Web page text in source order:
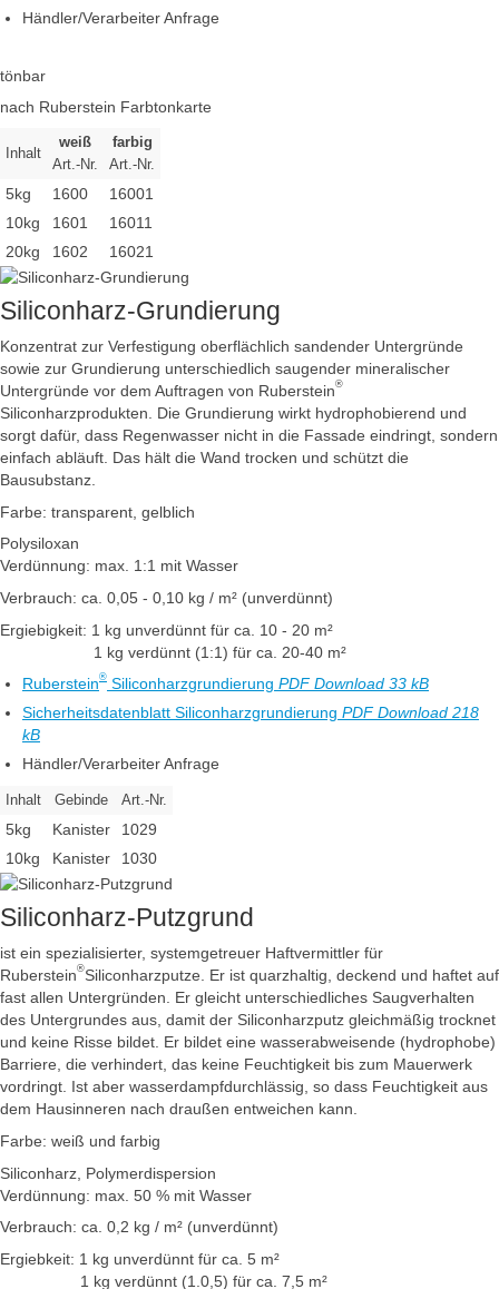
Händler/Verarbeiter Anfrage
tönbar
nach Ruberstein Farbtonkarte
Inhalt
weiß
Art.-Nr.
farbig
Art.-Nr.
5kg 1600
16001
10kg
1601
16011
20kg
1602 16021
Siliconharz-Grundierung
Konzentrat zur Verfestigung oberflächlich sandender Untergründe
sowie zur Grundierung unterschiedlich saugender mineralischer
Untergründe vor dem Auftragen von Ruberstein®
Siliconharzprodukten. Die Grundierung wirkt hydrophobierend und
sorgt dafür, dass Regenwasser nicht in die Fassade eindringt, sondern
einfach abläuft. Das hält die Wand trocken und schützt die
Bausubstanz.
Farbe: transparent, gelblich
Polysiloxan
Verdünnung: max. 1:1 mit Wasser
Verbrauch: ca. 0,05 - 0,10 kg / m² (unverdünnt)
Ergiebigkeit: 1 kg unverdünnt für ca. 10 - 20 m²
1 kg verdünnt (1:1) für ca. 20-40 m²
Ruberstein® Siliconharzgrundierung PDF Download 33 kB
Sicherheitsdatenblatt Siliconharzgrundierung PDF Download 218
kB
Händler/Verarbeiter Anfrage
Inhalt Gebinde Art.-Nr.
5kg Kanister
1029
10kg
Kanister 1030
Siliconharz-Putzgrund
ist ein spezialisierter, systemgetreuer Haftvermittler für
Ruberstein®Siliconharzputze. Er ist quarzhaltig, deckend und haftet auf
fast allen Untergründen. Er gleicht unterschiedliches Saugverhalten
des Untergrundes aus, damit der Siliconharzputz gleichmäßig trocknet
und keine Risse bildet. Er bildet eine wasserabweisende (hydrophobe)
Barriere, die verhindert, das keine Feuchtigkeit bis zum Mauerwerk
vordringt. Ist aber wasserdampfdurchlässig, so dass Feuchtigkeit aus
dem Hausinneren nach draußen entweichen kann.
Farbe: weiß und farbig
Siliconharz, Polymerdispersion
Verdünnung: max. 50 % mit Wasser
Verbrauch: ca. 0,2 kg / m² (unverdünnt)
Ergiebkeit: 1 kg unverdünnt für ca. 5 m²
1 kg verdünnt (1.0,5) für ca. 7,5 m²